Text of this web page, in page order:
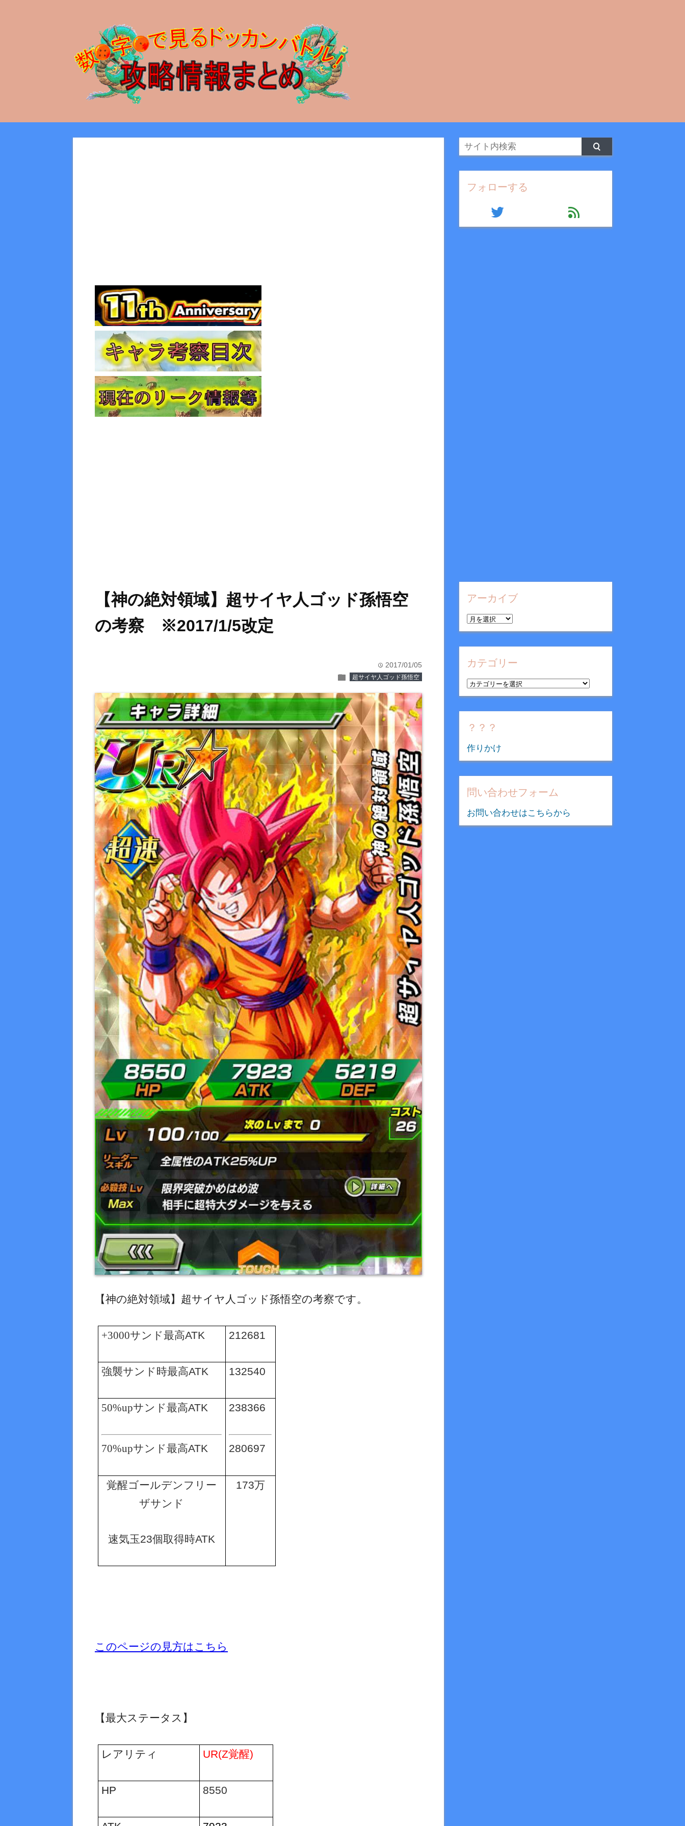
【神の絶対領域】超サイヤ人ゴッド孫悟空
の考察 ※2017/1/5改定
time 2017/01/05
folder 超サイヤ人ゴッド孫悟空
【神の絶対領域】超サイヤ人ゴッド孫悟空の考察です。
+3000サンド最高ATK 212681
強襲サンド時最高ATK 132540
50%upサンド最高ATK
70%upサンド最高ATK
238366
280697
覚醒ゴールデンフリー
ザサンド
173万
速気玉23個取得時ATK
このページの見方はこちら
【最大ステータス】
レアリティ UR(Z覚醒)
HP 8550
フォローする
twitter feed
アーカイブ
ア
ー
カ
イ
カテゴリー
カ
テ
ゴ
リ
？？？
作りかけ
問い合わせフォーム
お問い合わせはこちらから